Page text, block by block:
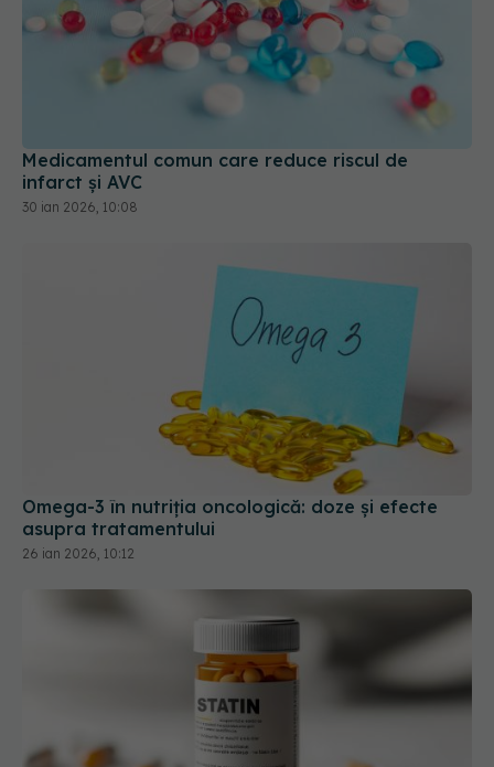
Medicamentul comun care reduce riscul de
30 ian 2026, 10:08
Omega-3 în nutriția oncologică: doze și efecte
26 ian 2026, 10:12